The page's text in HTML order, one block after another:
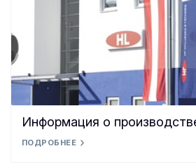
Информация о
ПОДРОБНЕЕ